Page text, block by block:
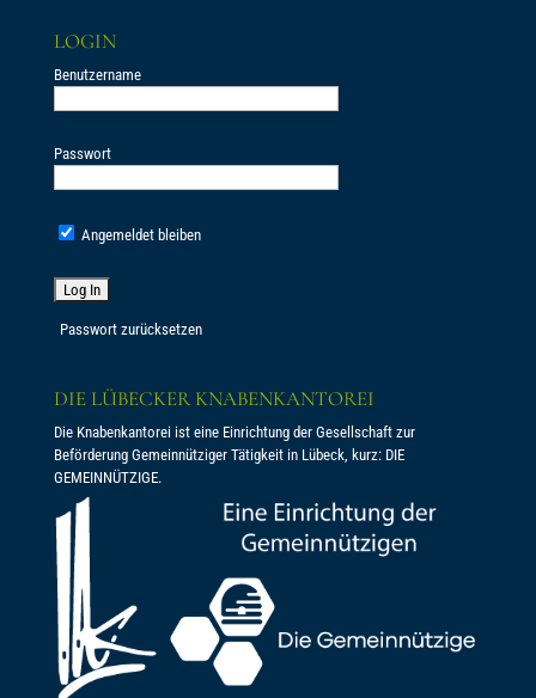
LOGIN
Benutzername
Passwort
Angemeldet bleiben
Passwort zurücksetzen
DIE LÜBECKER KNABENKANTOREI
Die Knabenkantorei ist eine Einrichtung der Gesellschaft zur
Beförderung Gemeinnütziger Tätigkeit in Lübeck, kurz: DIE
GEMEINNÜTZIGE.